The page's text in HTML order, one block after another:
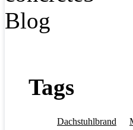
Tags
Dachstuhlbrand